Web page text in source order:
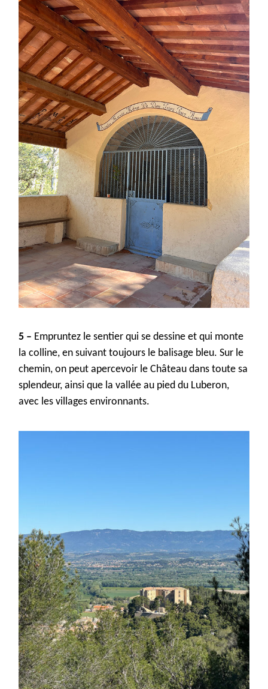
5 – Empruntez le sentier qui se dessine et qui monte
la colline, en suivant toujours le balisage bleu. Sur le
chemin, on peut apercevoir le Château dans toute sa
splendeur, ainsi que la vallée au pied du Luberon,
avec les villages environnants.